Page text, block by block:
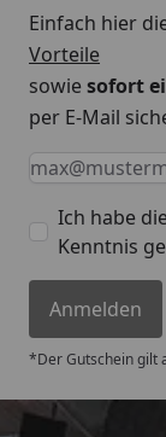
Einfach hier
Vorteile
sowiesofort
per E-Mail
Keine
Eingabe
E-Mail *
Ich habe
Kenntnis
Anmelden
*Der Gutschein gilt